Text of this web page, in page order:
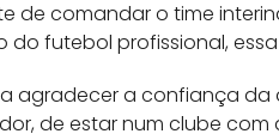
de comandar o time
do futebol profissional,
agradecer a confiança
de estar num clube